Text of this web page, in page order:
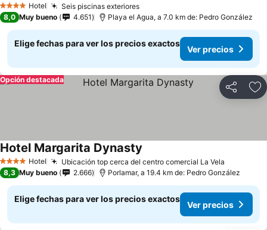
4 EstrellasHotel Seis piscinas exteriores
8,0 Muy bueno 4.651 Playa el Agua, a 7.0 km de: Pedro González
Elige fechas para ver los precios exactos
Ver precios
Compartir
Opción destacada
4 EstrellasHotel Ubicación top cerca del centro comercial La Vela
Hotel Margarita Dynasty
8,3 Muy bueno 2.666 Porlamar, a 19.4 km de: Pedro González
Elige fechas para ver los precios exactos
Ver precios